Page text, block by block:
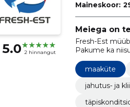
5.0 2 hinnangut
Maineskoor:
Meiega on
Fresh-Est
Pakume ka
maaküte
jahutus- ja